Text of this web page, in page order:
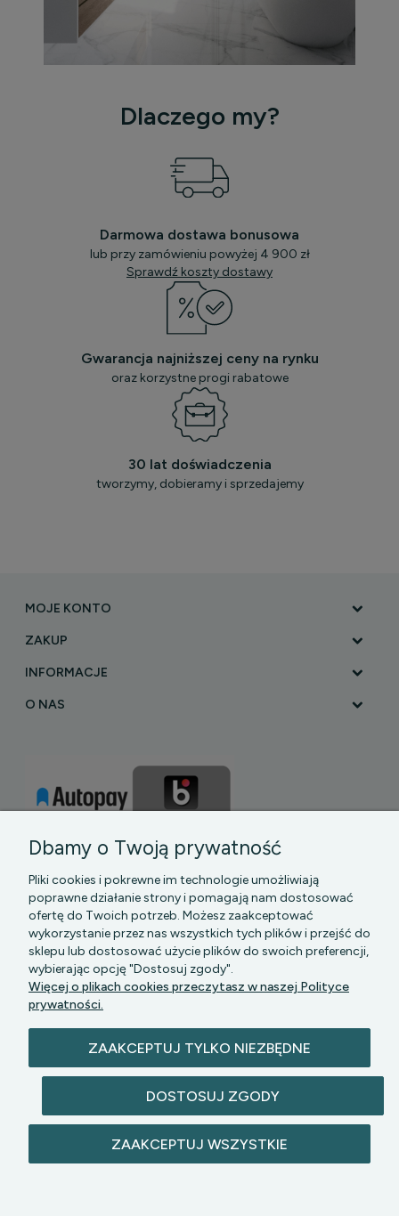
Dlaczego my?
Darmowa dostawa bonusowa
lub przy zamówieniu powyżej 4 900 zł
Sprawdź koszty dostawy
Gwarancja najniższej ceny na rynku
oraz korzystne progi rabatowe
30 lat doświadczenia
tworzymy, dobieramy i sprzedajemy
MOJE KONTO
ZAKUP
INFORMACJE
O NAS
PGK MAZOWSZE SP Z O.O.|| Bartycka 24-210B,
00-716 WARSZAWA, woj. mazowieckie || NIP:
© 2026 lazienkomat.pl | Wszelkie prawa
zastrzeżone.
Dbamy o Twoją prywatność
Pliki cookies i pokrewne im technologie umożliwiają
poprawne działanie strony i pomagają nam dostosować
ofertę do Twoich potrzeb. Możesz zaakceptować
wykorzystanie przez nas wszystkich tych plików i przejść do
sklepu lub dostosować użycie plików do swoich preferencji,
wybierając opcję "Dostosuj zgody".
Więcej o plikach cookies przeczytasz w naszej Polityce
prywatności.
ZAAKCEPTUJ TYLKO NIEZBĘDNE
DOSTOSUJ ZGODY
ZAAKCEPTUJ WSZYSTKIE